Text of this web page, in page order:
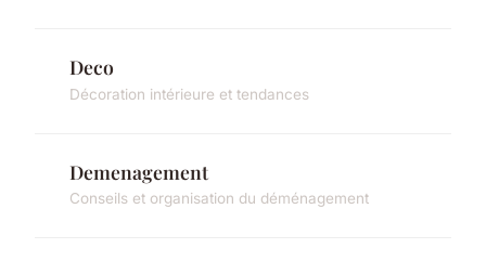
Deco
Décoration intérieure et tendances
Demenagement
Conseils et organisation du déménagement